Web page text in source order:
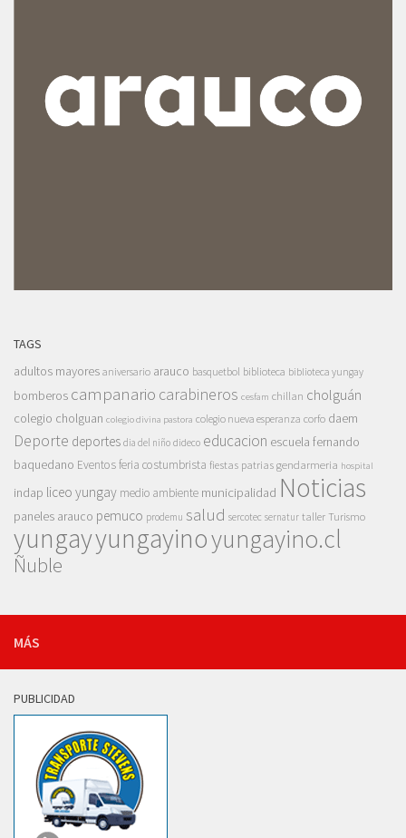
TAGS
adultos mayores aniversario arauco basquetbol biblioteca biblioteca yungay
bomberos campanario carabineros cesfam chillan cholguán
colegio cholguan colegio divina pastora colegio nueva esperanza corfo daem
Deporte deportes dia del niño dideco educacion escuela fernando
baquedano Eventosferia costumbrista fiestas patrias gendarmeria hospital
indap liceo yungay medio ambiente municipalidad Noticias
paneles arauco pemuco prodemu salud sercotec sernatur taller Turismo
yungayyungayinoyungayino.cl
Ñuble
MÁS
PUBLICIDAD